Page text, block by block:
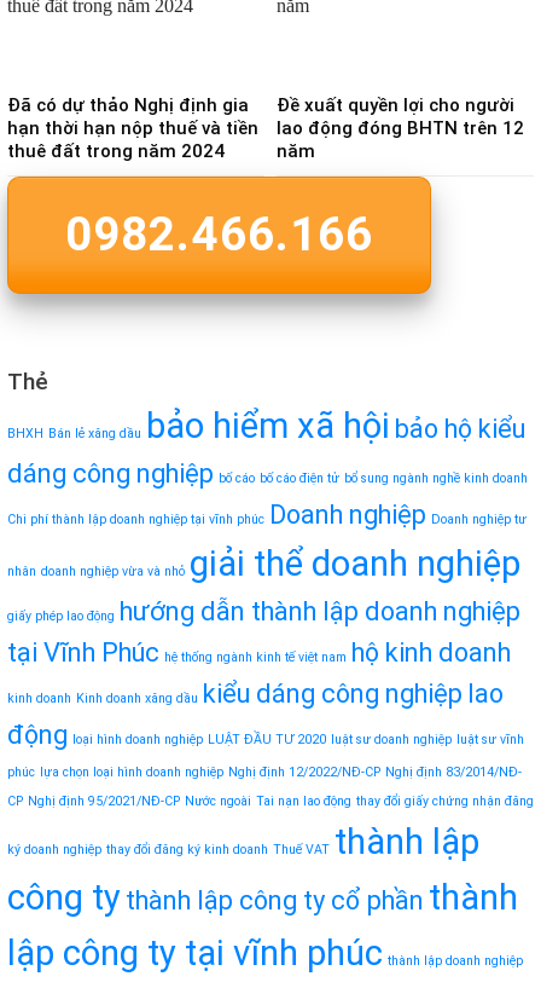
Đã có dự thảo Nghị định gia
hạn thời hạn nộp thuế và tiền
thuê đất trong năm 2024
Đề xuất quyền lợi cho người
lao động đóng BHTN trên 12
năm
0982.466.166
Thẻ
BHXH Bán lẻ xăng dầu bảo hiểm xã hội bảo hộ kiểu
dáng công nghiệp bố cáo bố cáo điện tử bổ sung ngành nghề kinh doanh
Chi phí thành lập doanh nghiệp tại vĩnh phúc Doanh nghiệp Doanh nghiệp tư
nhân doanh nghiệp vừa và nhỏ giải thể doanh nghiệp
giấy phép lao động
hướng dẫn thành lập doanh nghiệp
tại Vĩnh Phúc hệ thống ngành kinh tế việt nam hộ kinh doanh
kinh doanh Kinh doanh xăng dầu kiểu dáng công nghiệp lao
động
loại hình doanh nghiệp LUẬT ĐẦU TƯ 2020 luật sư doanh nghiệp luật sư vĩnh
phúc lựa chọn loại hình doanh nghiệp Nghị định 12/2022/NĐ-CP Nghị định 83/2014/NĐ-
CP Nghị định 95/2021/NĐ-CP Nước ngoài Tai nạn lao động thay đổi giấy chứng nhận đăng
ký doanh nghiệp thay đổi đăng ký kinh doanh Thuế VAT thành lập
công ty thành lập công ty cổ phần thành
lập công ty tại vĩnh phúc thành lập doanh nghiệp